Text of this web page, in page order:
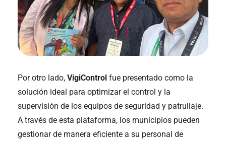
Por otro lado, VigiControl fue presentado como la
solución ideal para optimizar el control y la
supervisión de los equipos de seguridad y patrullaje.
A través de esta plataforma, los municipios pueden
gestionar de manera eficiente a su personal de